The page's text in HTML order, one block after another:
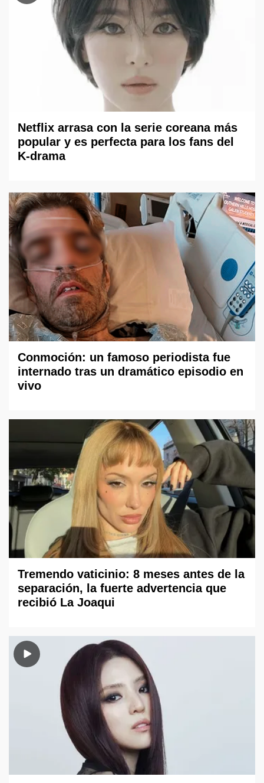
Netflix arrasa con la serie coreana más
popular y es perfecta para los fans del
K-drama
Conmoción: un famoso periodista fue
internado tras un dramático episodio en
vivo
Tremendo vaticinio: 8 meses antes de la
separación, la fuerte advertencia que
recibió La Joaqui